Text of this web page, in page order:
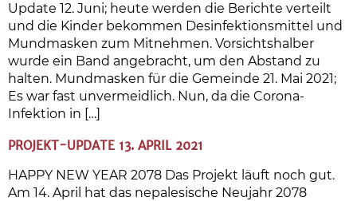
Update 12. Juni; heute werden die Berichte verteilt
und die Kinder bekommen Desinfektionsmittel und
Mundmasken zum Mitnehmen. Vorsichtshalber
wurde ein Band angebracht, um den Abstand zu
halten. Mundmasken für die Gemeinde 21. Mai 2021;
Es war fast unvermeidlich. Nun, da die Corona-
Infektion in […]
PROJEKT-UPDATE 13. APRIL 2021
HAPPY NEW YEAR 2078 Das Projekt läuft noch gut.
Am 14. April hat das nepalesische Neujahr 2078